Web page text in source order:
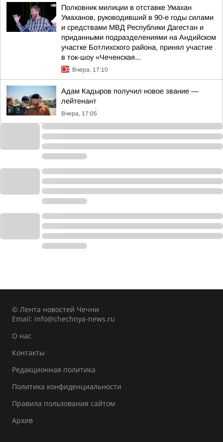
Полковник милиции в отставке Умахан
Умаханов, руководивший в 90-е годы силами
и средствами МВД Республики Дагестан и
приданными подразделениями на Андийском
участке Ботлихского района, принял участие
в ток-шоу «Чеченская...
Вчера, 17:10
Адам Кадыров получил новое звание —
лейтенант
Вчера, 17:05
© Лента новостей Чечни
Email: info@chechnya-news.ru
О нас
Контакты
Редакционная политика
Политика конфиденциальности
Правила пользования сайтом
Архив